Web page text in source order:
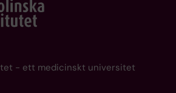
- ett medicinskt universitet